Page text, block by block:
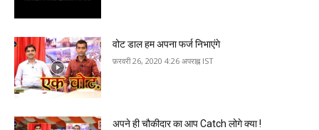
वोट डाल हम अपना फर्ज निभाएंगे
फ़रवरी 26, 2020 4:26 अपराह्न IST
अपने ही चौक‍ीदार का आप Catch लोगे क्‍या !